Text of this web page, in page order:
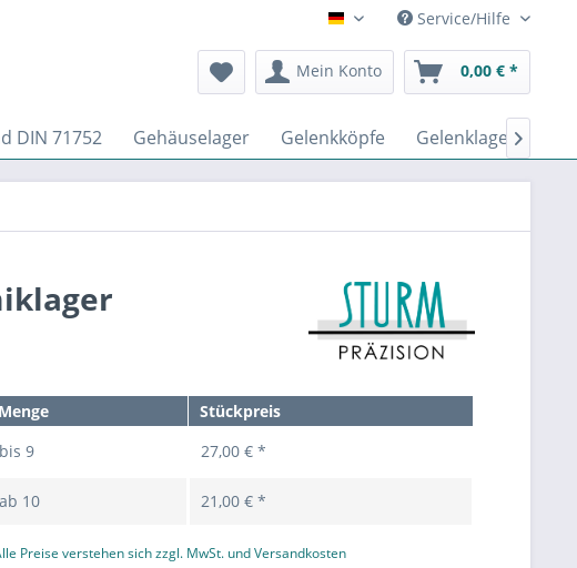
Deutsch Service/Hilfe
Mein Konto 0,00 € *
DIN 71752 Gehäuselager Gelenkköpfe Gelenklager DIN

Menge
Stückpreis
bis9 27,00 € *
ab 10 21,00 € *
Preise verstehen sich zzgl. MwSt. und Versandkosten